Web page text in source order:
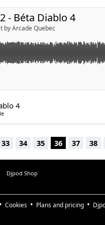
- Béta Diablo 4
by Arcade Quebec
films/
4
33 34 35 36 37 38
Djpod Shop
Cookies Plans and pricing